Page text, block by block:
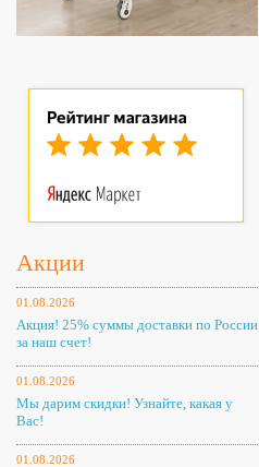
Акции
01.08.2026
Акция! 25% суммы доставки по России
за наш счет!
01.08.2026
Мы дарим скидки! Узнайте, какая у
Вас!
01.08.2026